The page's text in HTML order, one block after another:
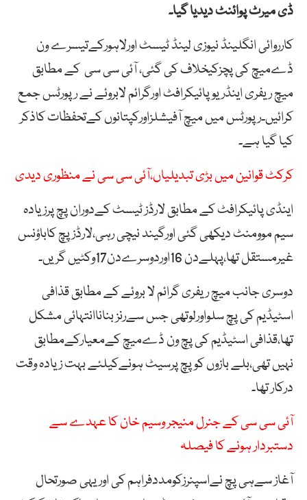
ڈی میرٹ پوائنٹ دیدیا گیا۔
کارروائی انگلینڈ نیوزی لینڈ ٹیسٹ اورلاہورکےتیسرے ون
ڈےمیچ کی پچزکیخلاف کی گئی، آئی سی سی کے مطابق
میچ ریفری اینڈریوپائیکرافٹ اورگرائم لابروئے نے رپورٹس جمع
کرائیں۔رپورٹس میں میچ آفیشلزاورکپتانوں کےتحفظات کاذکر
کیا گیا ہے۔
کرکٹ قوانین میں بڑی تبدیلیاں،آئی سی سی نے منظوری دیدی
اینڈی پائیکرافٹ کے مطابق لارڈز ٹیسٹ کےدوران پچ پرزیادہ
سیم موومنٹ دیکھی گئی اورگیند نیچی رہی،لارڈزپچ کاباؤنس
غیرمستقل تھا،پہلےدن 16اوردوسرےدن17وکٹیں گریں۔
دوسری جانب میچ ریفری گرائم لا بروئے کے مطابق قذافی
اسٹیڈیم کی پچ سلواورلوتھی جس سےرنز بناناانتہائی مشکل
تھا،قذافی اسٹیڈیم کی پچ ون ڈےمیچ کےمعیارکےمطابق
نہیں تھی،بلے بازوں کوپچ پرسیٹ ہونےکیلئے بہت زیادہ وقت
درکار تھا۔
آئی سی سی کے جنرل منیجر وسیم خان کا عہدے سے
دستبردار ہونے کا فیصلہ
آغاز سےہی پچ نےاسپنرزکومددفراہم کی اوریہی صورتحال